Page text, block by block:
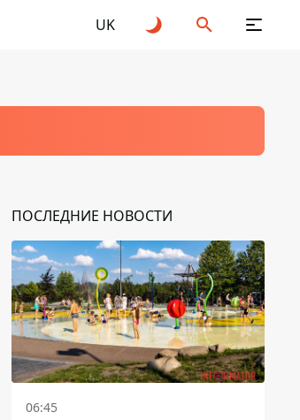
UK
ПОСЛЕДНИЕ НОВОСТИ
06:45